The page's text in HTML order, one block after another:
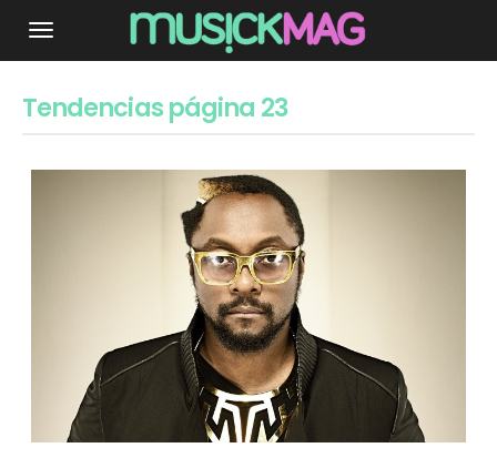
Tendencias página 23